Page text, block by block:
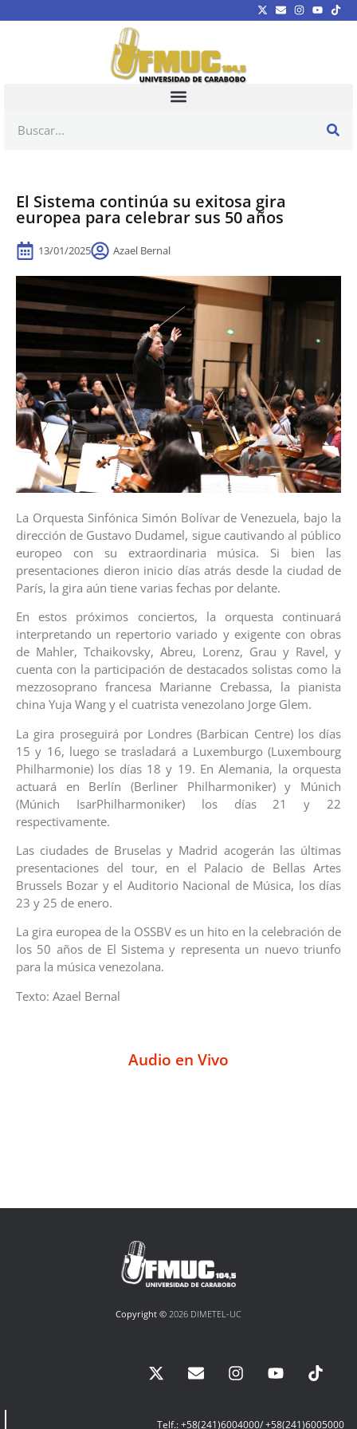
El Sistema continúa su exitosa gira
europea para celebrar sus 50 años
13/01/2025 Azael Bernal
La Orquesta Sinfónica Simón Bolívar de Venezuela, bajo la
dirección de Gustavo Dudamel, sigue cautivando al público
europeo con su extraordinaria música. Si bien las
presentaciones dieron inicio días atrás desde la ciudad de
París, la gira aún tiene varias fechas por delante.
En estos próximos conciertos, la orquesta continuará
interpretando un repertorio variado y exigente con obras
de Mahler, Tchaikovsky, Abreu, Lorenz, Grau y Ravel, y
cuenta con la participación de destacados solistas como la
mezzosoprano francesa Marianne Crebassa, la pianista
china Yuja Wang y el cuatrista venezolano Jorge Glem.
La gira proseguirá por Londres (Barbican Centre) los días
15 y 16, luego se trasladará a Luxemburgo (Luxembourg
Philharmonie) los días 18 y 19. En Alemania, la orquesta
actuará en Berlín (Berliner Philharmoniker) y Múnich
(Múnich IsarPhilharmoniker) los días 21 y 22
respectivamente.
Las ciudades de Bruselas y Madrid acogerán las últimas
presentaciones del tour, en el Palacio de Bellas Artes
Brussels Bozar y el Auditorio Nacional de Música, los días
23 y 25 de enero.
La gira europea de la OSSBV es un hito en la celebración de
los 50 años de El Sistema y representa un nuevo triunfo
para la música venezolana.
Texto: Azael Bernal
Audio en Vivo
Copyright © 2026 DIMETEL-UC
Telf.: +58(241)6004000/ +58(241)6005000